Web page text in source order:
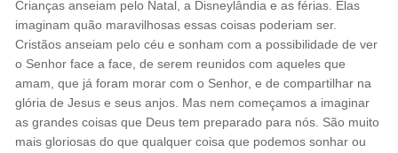
Crianças anseiam pelo Natal, a Disneylândia e as férias. Elas
imaginam quão maravilhosas essas coisas poderiam ser.
Cristãos anseiam pelo céu e sonham com a possibilidade de ver
o Senhor face a face, de serem reunidos com aqueles que
amam, que já foram morar com o Senhor, e de compartilhar na
glória de Jesus e seus anjos. Mas nem começamos a imaginar
as grandes coisas que Deus tem preparado para nós. São muito
mais gloriosas do que qualquer coisa que podemos sonhar ou